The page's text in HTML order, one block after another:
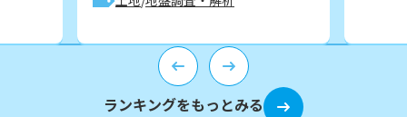
ランキングをもっとみる